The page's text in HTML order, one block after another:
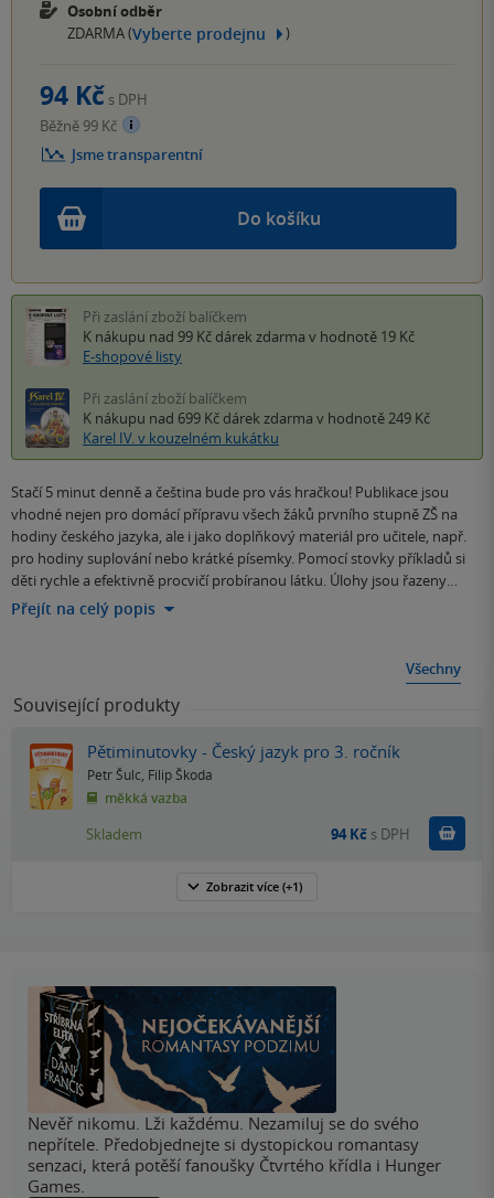
Osobní odběr
ZDARMA (Vyberte prodejnu )
Do košíku
94 Kč s DPH
Běžně 99 Kč
Jsme transparentní
Při zaslání zboží balíčkem
K nákupu nad 99 Kč dárek zdarma v hodnotě 19 Kč
E-shopové listy
Při zaslání zboží balíčkem
K nákupu nad 699 Kč dárek zdarma v hodnotě 249 Kč
Karel IV. v kouzelném kukátku
Stačí 5 minut denně a čeština bude pro vás hračkou! Publikace jsou
vhodné nejen pro domácí přípravu všech žáků prvního stupně ZŠ na
hodiny českého jazyka, ale i jako doplňkový materiál pro učitele, např.
pro hodiny suplování nebo krátké písemky. Pomocí stovky příkladů si
děti rychle a efektivně procvičí probíranou látku. Úlohy jsou řazeny…
Přejít na celý popis
Všechny
Související produkty
Pětiminutovky - Český jazyk pro 3. ročník
Petr Šulc Filip Škoda
měkká vazba
Skladem 94 Kč s DPH
Zobrazit více (+1)
Nevěř nikomu. Lži každému. Nezamiluj se do svého
nepřítele. Předobjednejte si dystopickou romantasy
senzaci, která potěší fanoušky Čtvrtého křídla i Hunger
Games.